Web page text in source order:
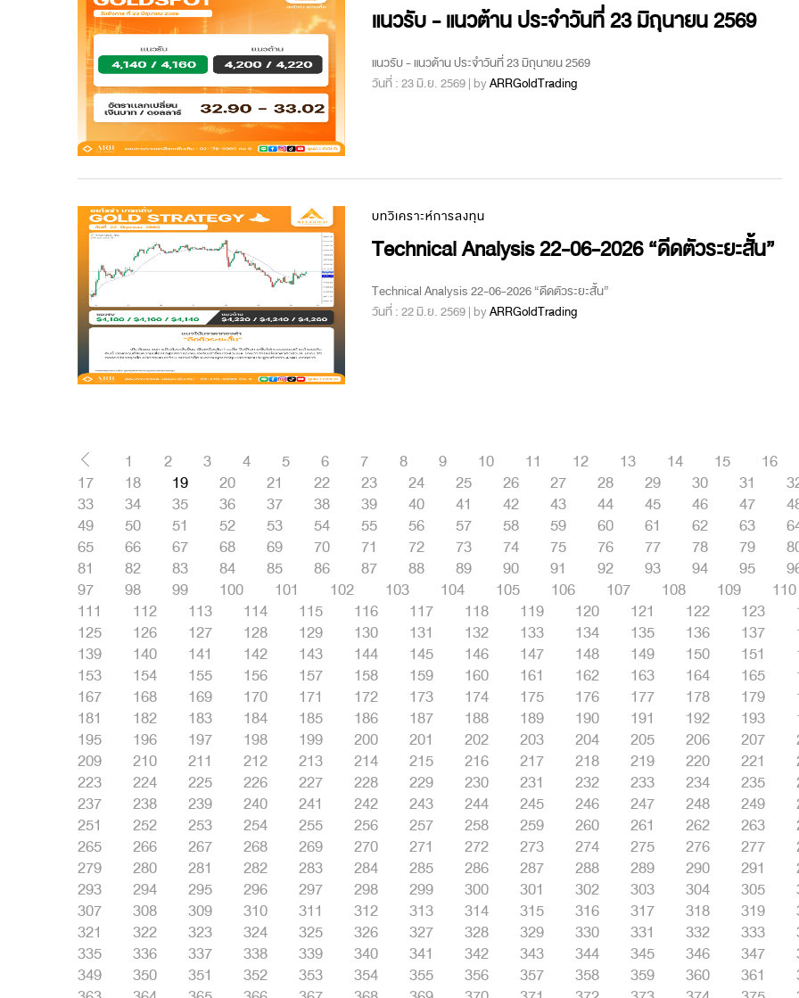
แนวรับ - แนวต้าน ประจำวันที่ 23 มิถุนายน 2569
แนวรับ - แนวต้าน ประจำวันที่ 23 มิถุนายน 2569
วันที่ : 23 มิ.ย. 2569 | byARRGoldTrading
บทวิเคราะห์การลงทุน
Technical Analysis 22-06-2026 “ดีดตัวระยะสั้น”
Technical Analysis 22-06-2026 “ดีดตัวระยะสั้น”
วันที่ : 22 มิ.ย. 2569 | byARRGoldTrading
1 2 3 4 5 6 7 8 9 10 11 12 13 14 15
16
17
18 19 20 21 22 23 24 25 26 27 28 29 30 31
33
34 35 36 37 38 39 40 41 42 43 44 45 46 47
49
50 51 52 53 54 55 56 57 58 59 60 61 62 63
65
66 67 68 69 70 71 72 73 74 75 76 77 78 79
81
82 83 84 85 86 87 88 89 90 91 92 93 94 95
97
98 99 100 101 102 103 104 105 106 107 108 109
110
111
112 113 114 115 116 117 118 119 120 121 122 123
125
126 127 128 129 130 131 132 133 134 135 136 137
139
140 141 142 143 144 145 146 147 148 149 150 151
153
154 155 156 157 158 159 160 161 162 163 164 165
167
168 169 170 171 172 173 174 175 176 177 178 179
181
182 183 184 185 186 187 188 189 190 191 192 193
195
196 197 198 199 200 201 202 203 204 205 206 207
209
210 211 212 213 214 215 216 217 218 219 220 221
223
224 225 226 227 228 229 230 231 232 233 234 235
237
238 239 240 241 242 243 244 245 246 247 248 249
251
252 253 254 255 256 257 258 259 260 261 262 263
265
266 267 268 269 270 271 272 273 274 275 276 277
279
280 281 282 283 284 285 286 287 288 289 290 291
293
294 295 296 297 298 299 300 301 302 303 304 305
307
308 309 310 311 312 313 314 315 316 317 318 319
321
322 323 324 325 326 327 328 329 330 331 332 333
335
336 337 338 339 340 341 342 343 344 345 346 347
349
350 351 352 353 354 355 356 357 358 359 360 361